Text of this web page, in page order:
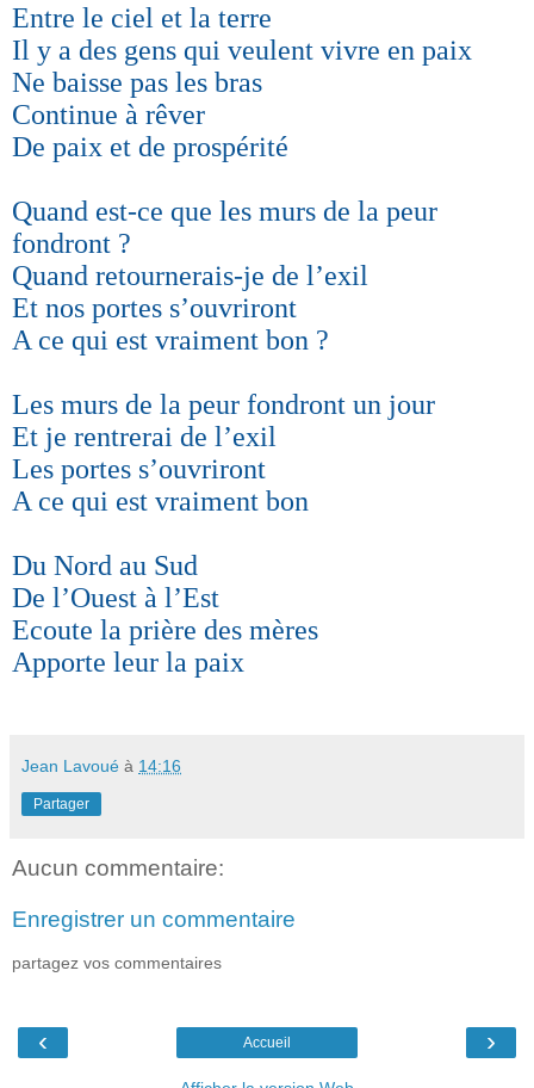
Entre le ciel et la terre
Il y a des gens qui veulent vivre en paix
Ne baisse pas les bras
Continue à rêver
De paix et de prospérité
Quand est-ce que les murs de la peur
fondront ?
Quand retournerais-je de l’exil
Et nos portes s’ouvriront
A ce qui est vraiment bon ?
Les murs de la peur fondront un jour
Et je rentrerai de l’exil
Les portes s’ouvriront
A ce qui est vraiment bon
Du Nord au Sud
De l’Ouest à l’Est
Ecoute la prière des mères
Apporte leur la paix
Jean Lavoué à 14:16
Partager
Aucun commentaire:
Enregistrer un commentaire
partagez vos commentaires
‹ ›
Accueil